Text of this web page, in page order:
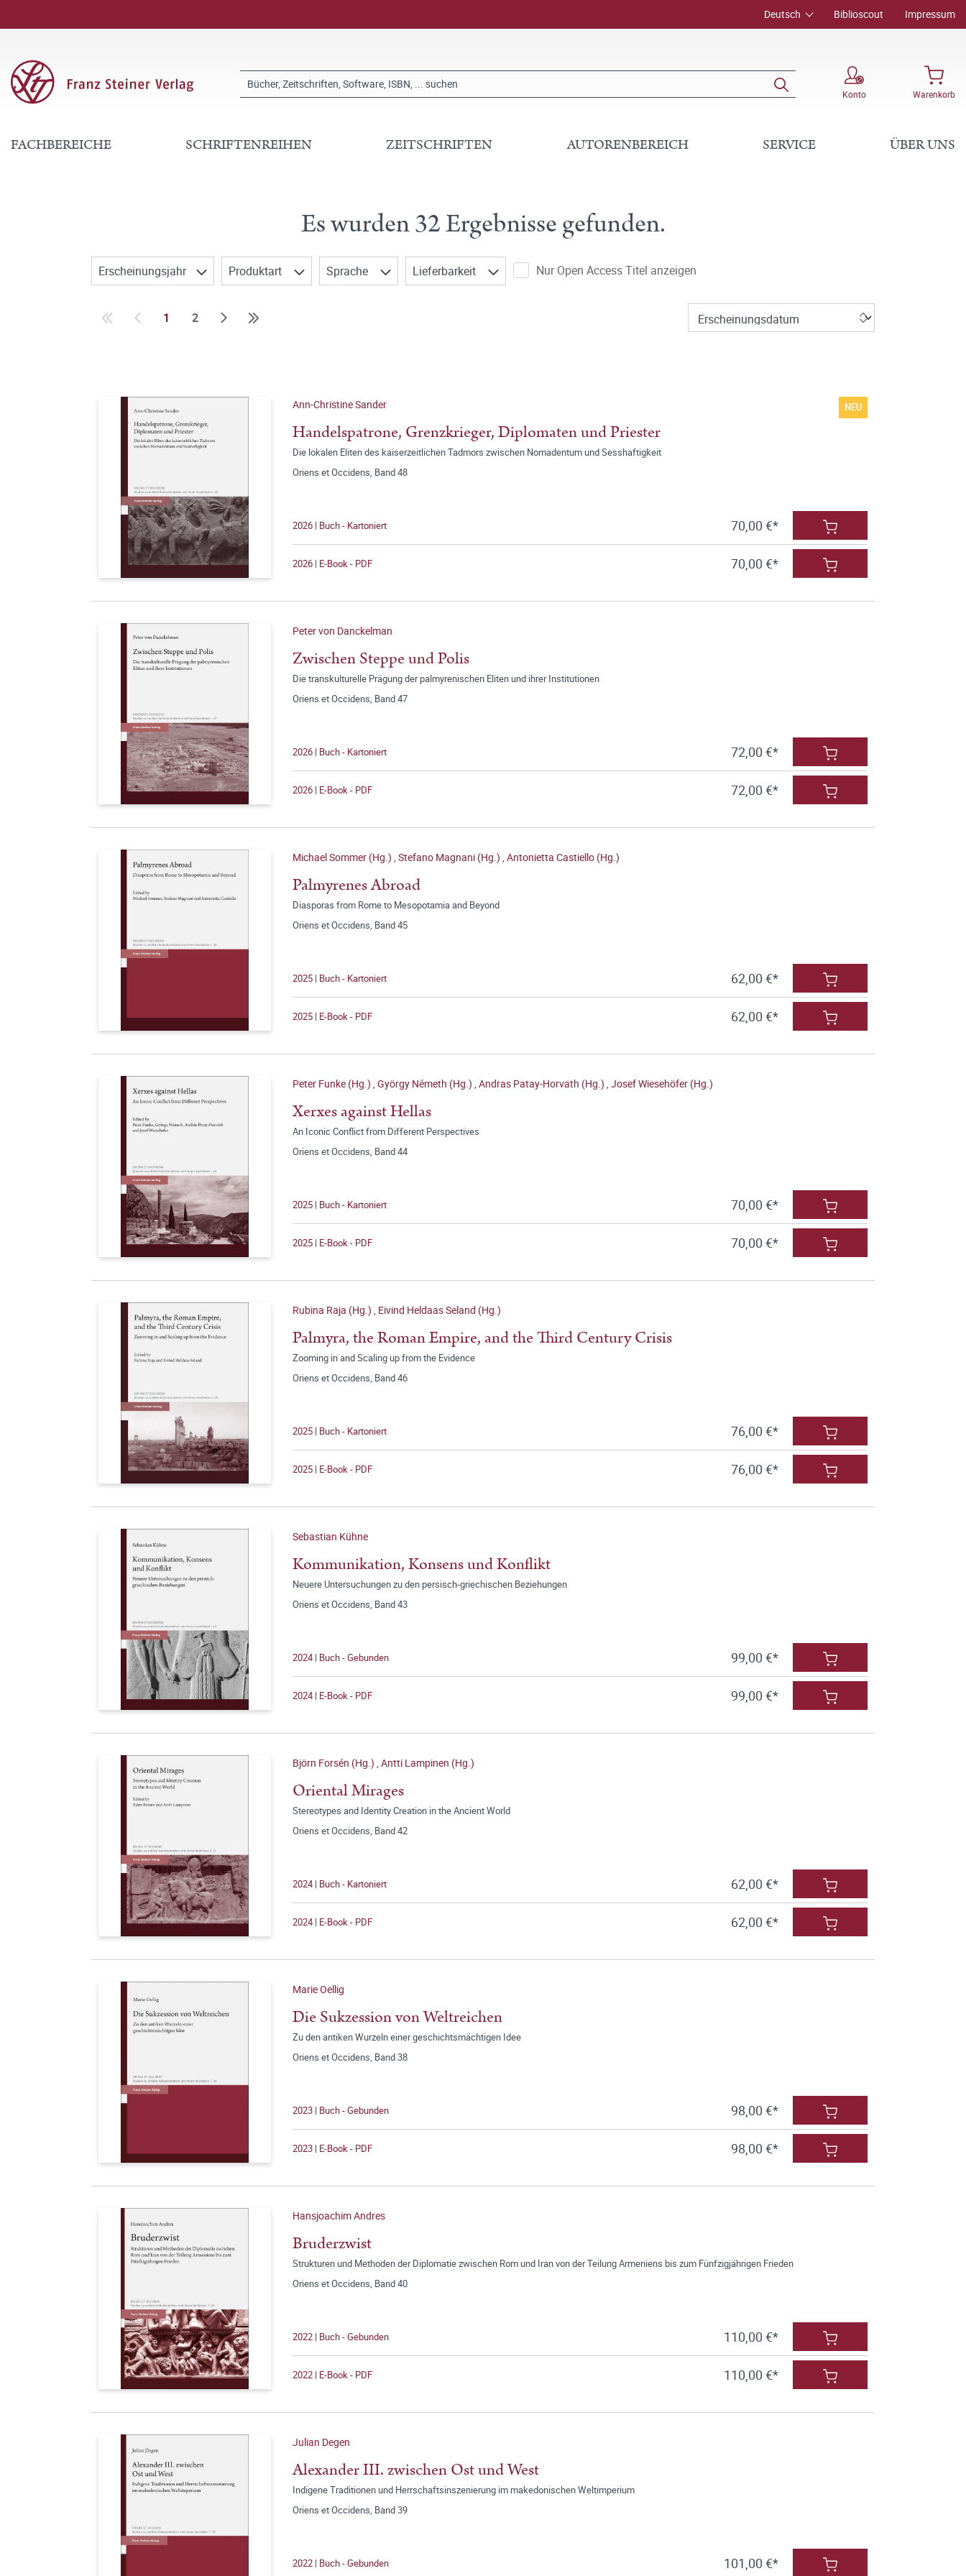
Deutsch Biblioscout Impressum
Konto Warenkorb
FACHBEREICHE SCHRIFTENREIHEN ZEITSCHRIFTEN AUTORENBEREICH SERVICE ÜBER UNS
Es wurden 32 Ergebnisse gefunden.
Erscheinungsjahr Produktart Sprache Lieferbarkeit Nur Open Access Titel anzeigen
1 2
Ann-Christine Sander
Handelspatrone, Grenzkrieger, Diplomaten und Priester
NEU
Die lokalen Eliten des kaiserzeitlichen Tadmors zwischen Nomadentum und Sesshaftigkeit
Oriens et Occidens, Band 48
2026 | Buch - Kartoniert 70,00 €*
2026 | E-Book - PDF 70,00 €*
Peter von Danckelman
Zwischen Steppe und Polis
Die transkulturelle Prägung der palmyrenischen Eliten und ihrer Institutionen
Oriens et Occidens, Band 47
2026 | Buch - Kartoniert 72,00 €*
2026 | E-Book - PDF 72,00 €*
Michael Sommer (Hg.) ,Stefano Magnani (Hg.) ,Antonietta Castiello (Hg.)
Palmyrenes Abroad
Diasporas from Rome to Mesopotamia and Beyond
Oriens et Occidens, Band 45
2025 | Buch - Kartoniert 62,00 €*
2025 | E-Book - PDF 62,00 €*
Peter Funke (Hg.) ,György Németh (Hg.) ,Andras Patay-Horvath (Hg.) ,Josef Wiesehöfer (Hg.)
Xerxes against Hellas
An Iconic Conflict from Different Perspectives
Oriens et Occidens, Band 44
2025 | Buch - Kartoniert 70,00 €*
2025 | E-Book - PDF 70,00 €*
Rubina Raja (Hg.) , Eivind Heldaas Seland (Hg.)
Palmyra, the Roman Empire, and the Third Century Crisis
Zooming in and Scaling up from the Evidence
Oriens et Occidens, Band 46
2025 | Buch - Kartoniert 76,00 €*
2025 | E-Book - PDF 76,00 €*
Sebastian Kühne
Kommunikation, Konsens und Konflikt
Neuere Untersuchungen zu den persisch-griechischen Beziehungen
Oriens et Occidens, Band 43
2024 | Buch - Gebunden 99,00 €*
2024 | E-Book - PDF 99,00 €*
Björn Forsén (Hg.) ,Antti Lampinen (Hg.)
Oriental Mirages
Stereotypes and Identity Creation in the Ancient World
Oriens et Occidens, Band 42
2024 | Buch - Kartoniert 62,00 €*
2024 | E-Book - PDF 62,00 €*
Marie Oellig
Die Sukzession von Weltreichen
Zu den antiken Wurzeln einer geschichtsmächtigen Idee
Oriens et Occidens, Band 38
2023 | Buch - Gebunden 98,00 €*
2023 | E-Book - PDF 98,00 €*
Hansjoachim Andres
Bruderzwist
Strukturen und Methoden der Diplomatie zwischen Rom und Iran von der Teilung Armeniens bis zum Fünfzigjährigen Frieden
Oriens et Occidens, Band 40
2022 | Buch - Gebunden 110,00 €*
2022 | E-Book - PDF 110,00 €*
Julian Degen
Alexander III. zwischen Ost und West
Indigene Traditionen und Herrschaftsinszenierung im makedonischen Weltimperium
Oriens et Occidens, Band 39
2022 | Buch - Gebunden 101,00 €*